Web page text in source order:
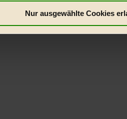
Nur ausgewählte Cookies